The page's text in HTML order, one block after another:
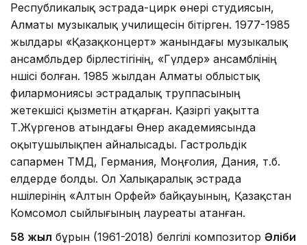
Республикалық эстрада-цирк өнері студиясын,
Алматы музыкалық училищесін бітірген. 1977-1985
жылдары «Қазақконцерт» жанындағы музыкалық
ансамбльдер бірлестігінің, «Гүлдер» ансамблінің
әншісі болған. 1985 жылдан Алматы облыстық
филармониясы эстрадалық труппасының
жетекшісі қызметін атқарған. Қазіргі уақытта
Т.Жүргенов атындағы Өнер академиясында
оқытушылықпен айналысады. Гастрольдік
сапармен ТМД, Германия, Моңғолия, Дания, т.б.
елдерде болды. Ол Халықаралық эстрада
әншілерінің «Алтын Орфей» байқауының, Қазақстан
Комсомол сыйлығының лауреаты атанған.
58 жыл бұрын (1961-2018) белгілі композитор Әліби